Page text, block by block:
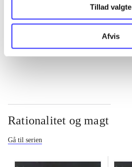
Tillad valgte
Afvis
Rationalitet og magt
Gå til serien